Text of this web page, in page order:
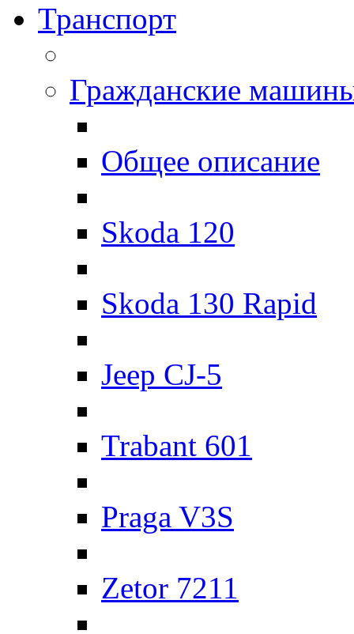
Транспорт
Гражданские
Общее описание
Skoda 120
Skoda 130 Rapid
Jeep CJ-5
Trabant 601
Praga V3S
Zetor 7211